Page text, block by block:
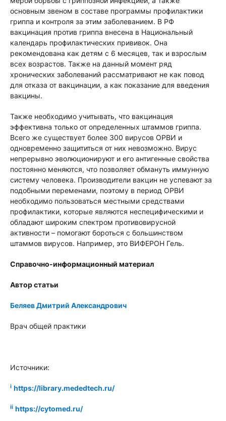
основным звеном в составе программы профилактики
гриппа и контроля за этим заболеванием. В РФ
вакцинация против гриппа внесена в Национальный
календарь профилактических прививок. Она
рекомендована как детям с 6 месяцев, так и взрослым
всех возрастов. Также на данный момент ряд
хронических заболеваний рассматривают не как повод
для отказа от вакцинации, а как показание для введения
вакцины.
Также необходимо учитывать, что вакцинация
эффективна только от определенных штаммов гриппа.
Всего же существует более 300 вирусов ОРВИ и
одновременно защититься от них невозможно. Вирус
непрерывно эволюционируют и его антигенные свойства
постоянно меняются, что позволяет обмануть иммунную
систему человека. Производители вакцин не успевают за
подобными переменами, поэтому в период ОРВИ
необходимо пользоваться местными средствами
профилактики, которые являются неспецифическими и
обладают широким спектром противовирусной
активности – помогают бороться с большинством
штаммов вирусов. Например, это ВИФЕРОН Гель.
Справочно-информационный материал
Автор статьи
Беляев Дмитрий Александрович
Врач общей практики
Источники:
i https://library.mededtech.ru/
ii https://cytomed.ru/